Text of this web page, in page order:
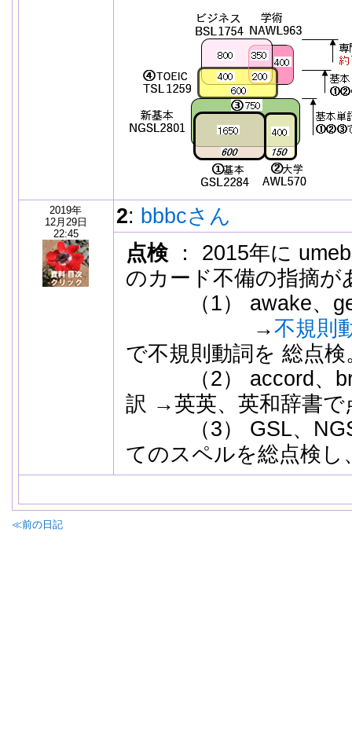
2019年
12月29日
22:45
2: bbbcさん
点検： 2015年に
のカード不備の指摘が
（1） awake、get
→不規則
で不規則動詞を 総点検
（2） accord、
訳 →英英、英和辞書で
（3） GSL、
てのスペルを総点検し
≪前の日記